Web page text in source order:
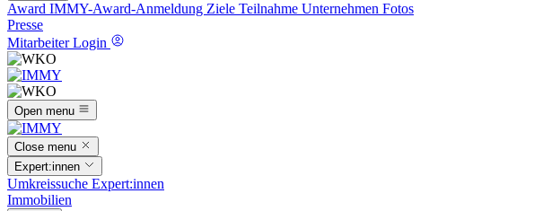
Award IMMY-Award-Anmeldung Ziele Teilnahme Unternehmen Fotos
Presse
Mitarbeiter Login
Open menu
Close menu
Expert:innen
Umkreissuche Expert:innen
Immobilien